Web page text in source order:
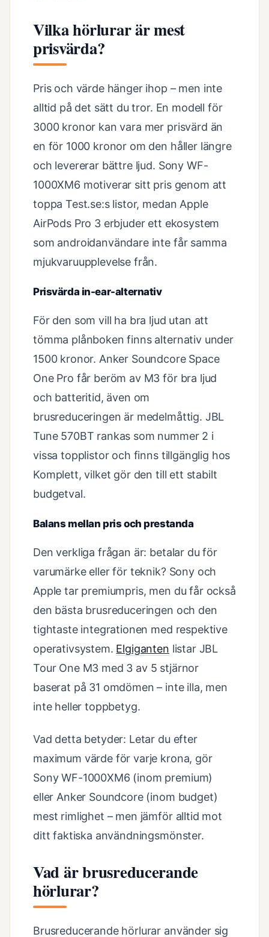
Vilka hörlurar är mest
prisvärda?
Pris och värde hänger ihop – men inte
alltid på det sätt du tror. En modell för
3000 kronor kan vara mer prisvärd än
en för 1000 kronor om den håller längre
och levererar bättre ljud. Sony WF-
1000XM6 motiverar sitt pris genom att
toppa Test.se:s listor, medan Apple
AirPods Pro 3 erbjuder ett ekosystem
som androidanvändare inte får samma
mjukvaruupplevelse från.
Prisvärda in-ear-alternativ
För den som vill ha bra ljud utan att
tömma plånboken finns alternativ under
1500 kronor. Anker Soundcore Space
One Pro får beröm av M3 för bra ljud
och batteritid, även om
brusreduceringen är medelmåttig. JBL
Tune 570BT rankas som nummer 2 i
vissa topplistor och finns tillgänglig hos
Komplett, vilket gör den till ett stabilt
budgetval.
Balans mellan pris och prestanda
Den verkliga frågan är: betalar du för
varumärke eller för teknik? Sony och
Apple tar premiumpris, men du får också
den bästa brusreduceringen och den
tightaste integrationen med respektive
operativsystem. Elgiganten listar JBL
Tour One M3 med 3 av 5 stjärnor
baserat på 31 omdömen – inte illa, men
inte heller toppbetyg.
Vad detta betyder: Letar du efter
maximum värde för varje krona, gör
Sony WF-1000XM6 (inom premium)
eller Anker Soundcore (inom budget)
mest rimlighet – men jämför alltid mot
ditt faktiska användningsmönster.
Vad är brusreducerande
hörlurar?
Brusreducerande hörlurar använder sig